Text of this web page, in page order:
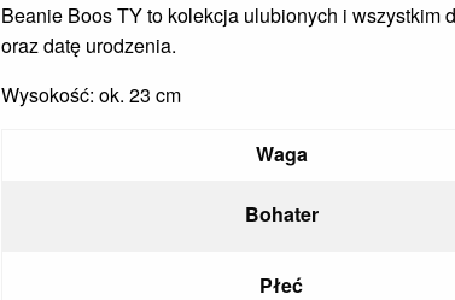
Beanie Boos TY to kolekcja ulubionych i
oraz datę urodzenia.
Wysokość: ok. 23 cm
Waga
Bohater
Płeć